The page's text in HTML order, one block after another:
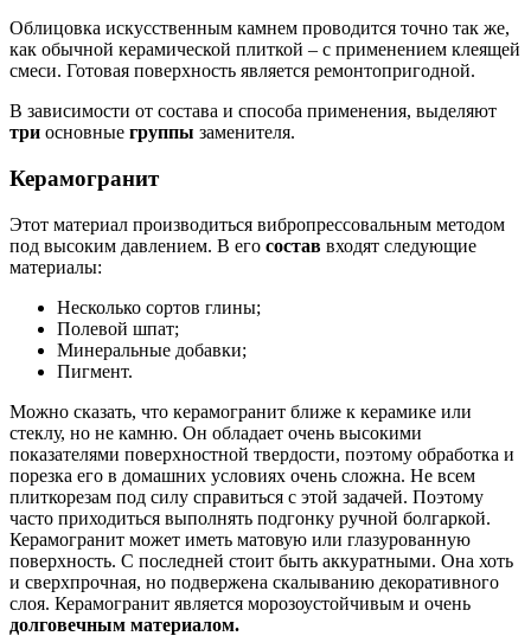
Облицовка искусственным камнем проводится точно так же,
как обычной керамической плиткой – с применением клеящей
смеси. Готовая поверхность является ремонтопригодной.
В зависимости от состава и способа применения, выделяют
три основные группы заменителя.
Керамогранит
Этот материал производиться вибропрессовальным методом
под высоким давлением. В его состав входят следующие
материалы:
Несколько сортов глины;
Полевой шпат;
Минеральные добавки;
Пигмент.
Можно сказать, что керамогранит ближе к керамике или
стеклу, но не камню. Он обладает очень высокими
показателями поверхностной твердости, поэтому обработка и
порезка его в домашних условиях очень сложна. Не всем
плиткорезам под силу справиться с этой задачей. Поэтому
часто приходиться выполнять подгонку ручной болгаркой.
Керамогранит может иметь матовую или глазурованную
поверхность. С последней стоит быть аккуратными. Она хоть
и сверхпрочная, но подвержена скалыванию декоративного
слоя. Керамогранит является морозоустойчивым и очень
долговечным материалом.